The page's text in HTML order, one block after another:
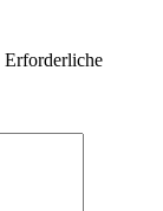
Erforderliche